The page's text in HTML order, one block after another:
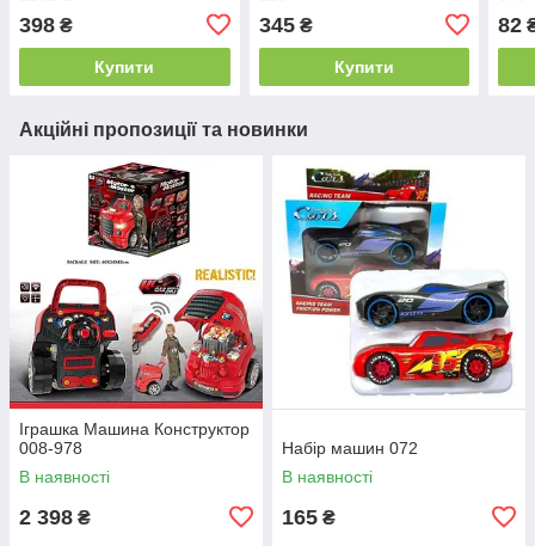
398 ₴
Купити
345₴
Купити
82
Акційні пропозиції та новинки
Іграшка Машина Конструктор
008-978
В наявності
2 398 ₴
Набір машин 072
В наявності
165 ₴